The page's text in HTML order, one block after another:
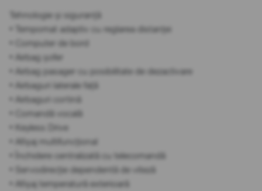
Tehnologie și siguranță
• Tempomat adaptiv cu reglarea distanței
• Computer de bord
• Airbag șofer
• Airbag pasager cu posibilitate de dezactivare
• Airbaguri laterale față
• Airbaguri cortină
• Comandă vocală
• Keyless Drive
• Afișaj multifuncțional
• Închidere centralizată cu telecomandă
• Servodirecție dependentă de viteză
• Afișaj temperatură exterioară